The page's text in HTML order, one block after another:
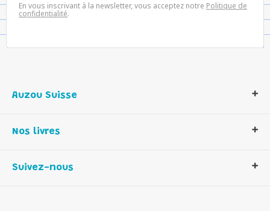
En vous inscrivant à la newsletter, vous acceptez notre Politique de
confidentialité.
Auzou Suisse
Notre histoire
Contactez-nous
Nos livres
Livres enfants
Suivez-nous